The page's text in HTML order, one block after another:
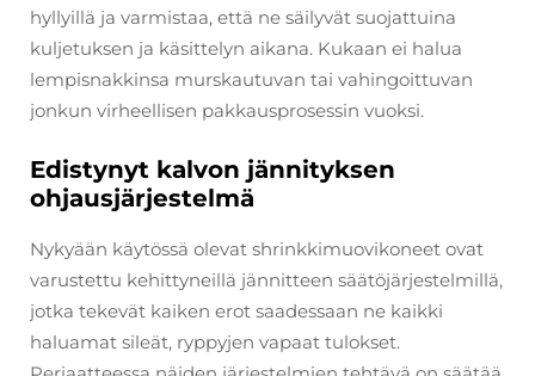
hyllyillä ja varmistaa, että ne säilyvät suojattuina
kuljetuksen ja käsittelyn aikana. Kukaan ei halua
lempisnakkinsa murskautuvan tai vahingoittuvan
jonkun virheellisen pakkausprosessin vuoksi.
Edistynyt kalvon jännityksen
ohjausjärjestelmä
Nykyään käytössä olevat shrinkkimuovikoneet ovat
varustettu kehittyneillä jännitteen säätöjärjestelmillä,
jotka tekevät kaiken erot saadessaan ne kaikki
haluamat sileät, ryppyjen vapaat tulokset.